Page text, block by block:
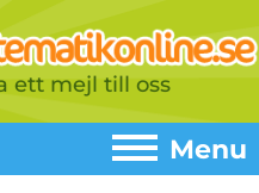
ett mejl till oss
Menu